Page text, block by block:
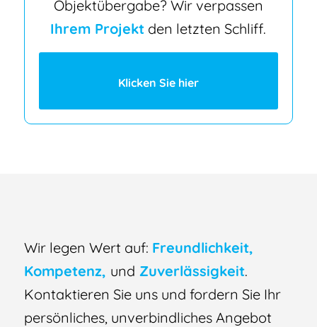
Objektübergabe? Wir verpassen
Ihrem Projekt den letzten Schliff.
Klicken Sie hier
Wir legen Wert auf: Freundlichkeit,
Kompetenz, und Zuverlässigkeit.
Kontaktieren Sie uns und fordern Sie Ihr
persönliches, unverbindliches Angebot